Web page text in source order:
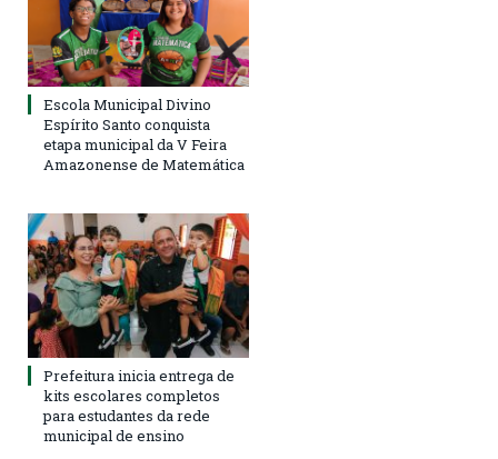
Escola Municipal Divino
Espírito Santo conquista
etapa municipal da V Feira
Amazonense de Matemática
Prefeitura inicia entrega de
kits escolares completos
para estudantes da rede
municipal de ensino